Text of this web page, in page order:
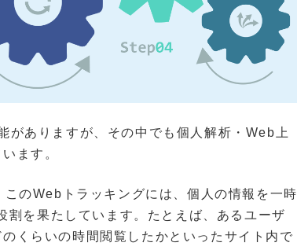
がありますが、その中でも個人解析・Web上
ます。
のWebトラッキングには、個人の情報を一時
を果たしています。たとえば、あるユーザ
くらいの時間閲覧したかといったサイト内で